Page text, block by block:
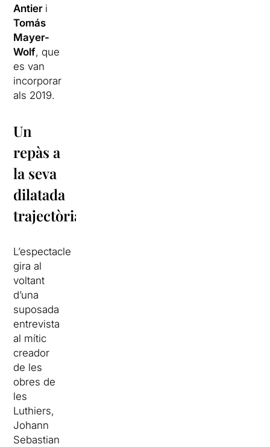
Antier i
Tomás
Mayer-
Wolf, que
es van
incorporar
als 2019.
Un
repàs a
la seva
dilatada
trajectòria
L’espectacle
gira al
voltant
d’una
suposada
entrevista
al mític
creador
de les
obres de
les
Luthiers,
Johann
Sebastian